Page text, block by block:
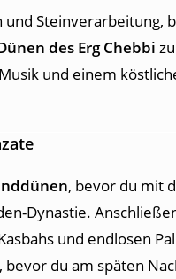
Steinverarbeitung,
des Erg Chebbi
und einem
, bevor du mit
Dynastie.
und endlosen
bevor du am späten